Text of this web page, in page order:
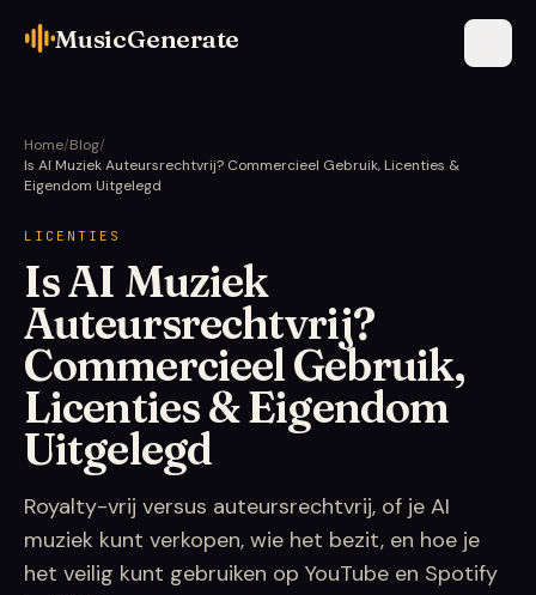
MusicGenerate
Home/Blog/
Is AI Muziek Auteursrechtvrij? Commercieel Gebruik, Licenties &
Eigendom Uitgelegd
LICENTIES
Is AI Muziek
Auteursrechtvrij?
Commercieel Gebruik,
Licenties & Eigendom
Uitgelegd
Royalty-vrij versus auteursrechtvrij, of je AI
muziek kunt verkopen, wie het bezit, en hoe je
het veilig kunt gebruiken op YouTube en Spotify